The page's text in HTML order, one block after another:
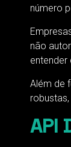
número
não
entender
Além de
API